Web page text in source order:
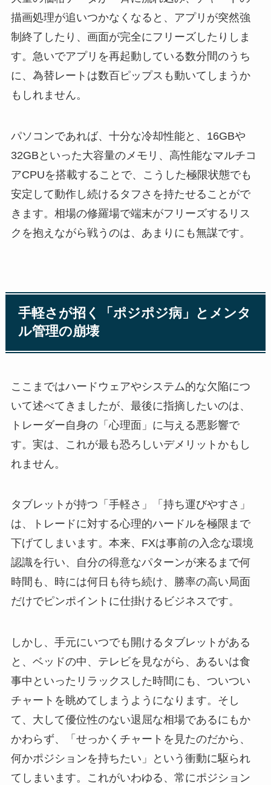
描画処理が追いつかなくなると、アプリが突然強
制終了したり、画面が完全にフリーズしたりしま
す。急いでアプリを再起動している数分間のうち
に、為替レートは数百ピップスも動いてしまうか
もしれません。
パソコンであれば、十分な冷却性能と、16GBや
32GBといった大容量のメモリ、高性能なマルチコ
アCPUを搭載することで、こうした極限状態でも
安定して動作し続けるタフさを持たせることがで
きます。相場の修羅場で端末がフリーズするリス
クを抱えながら戦うのは、あまりにも無謀です。
手軽さが招く「ポジポジ病」とメンタ
ル管理の崩壊
ここまではハードウェアやシステム的な欠陥につ
いて述べてきましたが、最後に指摘したいのは、
トレーダー自身の「心理面」に与える悪影響で
す。実は、これが最も恐ろしいデメリットかもし
れません。
タブレットが持つ「手軽さ」「持ち運びやすさ」
は、トレードに対する心理的ハードルを極限まで
下げてしまいます。本来、FXは事前の入念な環境
認識を行い、自分の得意なパターンが来るまで何
時間も、時には何日も待ち続け、勝率の高い局面
だけでピンポイントに仕掛けるビジネスです。
しかし、手元にいつでも開けるタブレットがある
と、ベッドの中、テレビを見ながら、あるいは食
事中といったリラックスした時間にも、ついつい
チャートを眺めてしまうようになります。そし
て、大して優位性のない退屈な相場であるにもか
かわらず、「せっかくチャートを見たのだから、
何かポジションを持ちたい」という衝動に駆られ
てしまいます。これがいわゆる、常にポジション